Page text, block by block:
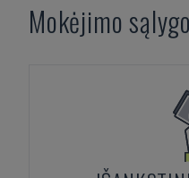
Mokėjimo